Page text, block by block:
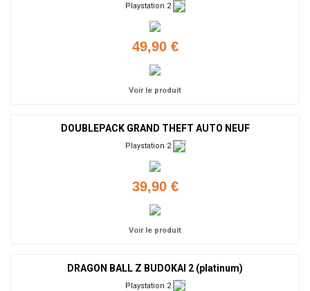
Playstation 2
49,90 €
Voir le produit
DOUBLEPACK GRAND THEFT AUTO NEUF
Playstation 2
39,90 €
Voir le produit
DRAGON BALL Z BUDOKAI 2 (platinum)
Playstation 2